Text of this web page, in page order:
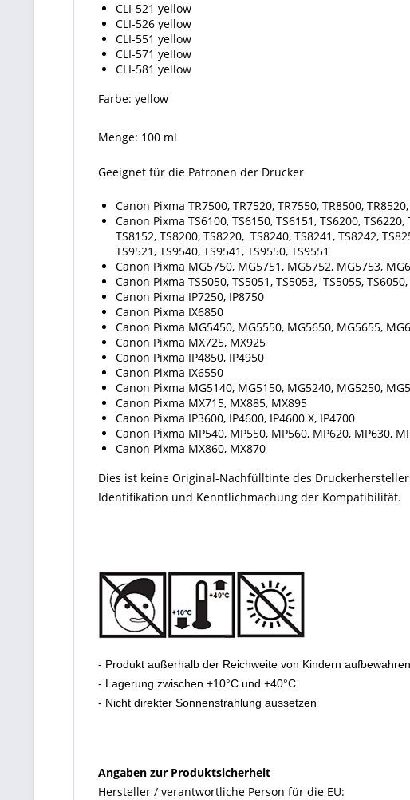
CLI-521 yellow
CLI-526 yellow
CLI-551 yellow
CLI-571 yellow
CLI-581 yellow
Farbe: yellow
Menge: 100 ml
Geeignet für die Patronen der Drucker
Canon Pixma TR7500, TR7520, TR7550, TR8500,
Canon Pixma TS6100, TS6150, TS6151, TS6200,
TS8152, TS8200, TS8220, TS8240, TS8241, TS8242,
TS9521, TS9540, TS9541, TS9550, TS9551
Canon Pixma MG5750, MG5751, MG5752, MG5753,
Canon Pixma TS5050, TS5051, TS5053, TS5055,
Canon Pixma IP7250, IP8750
Canon Pixma IX6850
Canon Pixma MG5450, MG5550, MG5650, MG5655,
Canon Pixma MX725, MX925
Canon Pixma IP4850, IP4950
Canon Pixma IX6550
Canon Pixma MG5140, MG5150, MG5240, MG5250,
Canon Pixma MX715, MX885, MX895
Canon Pixma IP3600, IP4600, IP4600 X, IP4700
Canon Pixma MP540, MP550, MP560, MP620, MP630,
Canon Pixma MX860, MX870
Dies ist keine Original-Nachfülltinte des
Identifikation und Kenntlichmachung der Kompatibilität.
- Produkt außerhalb der Reichweite von Kindern aufbewahren
- Lagerung zwischen +10°C und +40°C
- Nicht direkter Sonnenstrahlung aussetzen
Angaben zur Produktsicherheit
Hersteller / verantwortliche Person für die EU: